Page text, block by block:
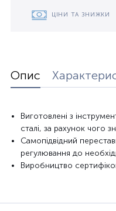
ЦІНИ ТА ЗНИЖКИ
Опис
Виготовлені з
сталі, за рахунок чого
Самопідвідний
регулювання до
Виробництво